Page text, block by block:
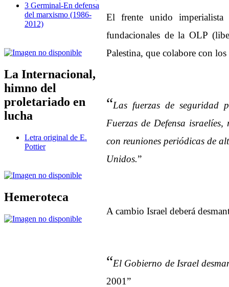
3 Germinal-En defensa
del marxismo (1986-
2012)
La Internacional,
himno del
proletariado en
lucha
Letra original de E.
Pottier
Hemeroteca
El frente unido imperialista
fundacionales de la OLP
Palestina, que colabore con
“Las fuerzas de seguridad
Fuerzas de Defensa
con reuniones periódicas de
Unidos.”
A cambio Israel deberá
“El Gobierno de Israel
2001”